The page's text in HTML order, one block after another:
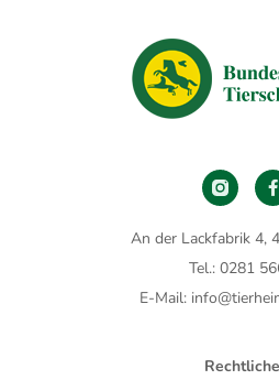
An der Lackfabrik 4,
Tel.: 0281
E-Mail: